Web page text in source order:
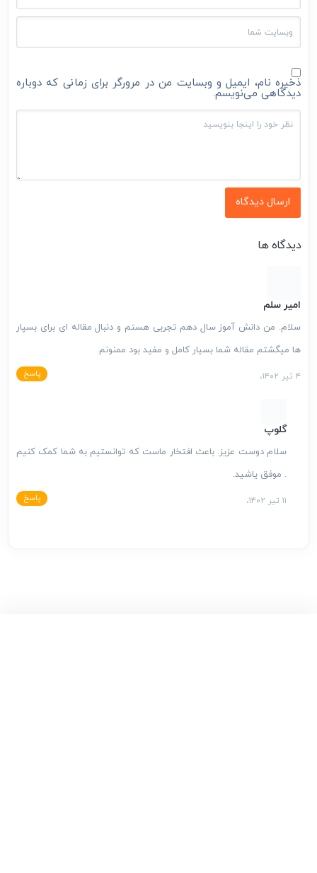
ذخیره نام، ایمیل و وبسایت من در مرورگر برای زمانی که دوباره
دیدگاهی می‌نویسم.
دیدگاه ها
امیر سلم
سلام. من دانش آموز سال دهم تجربی هستم و دنبال مقاله ای برای بسپار
ها میگشتم مقاله شما بسیار کامل و مفید بود ممنونم.
پاسخ ۴ تیر ۱۴۰۲،
گلوپ
سلام دوست عزیز. باعث افتخار ماست که توانستیم به شما کمک کنیم
. موفق یاشید.
پاسخ ۱۱ تیر ۱۴۰۲،